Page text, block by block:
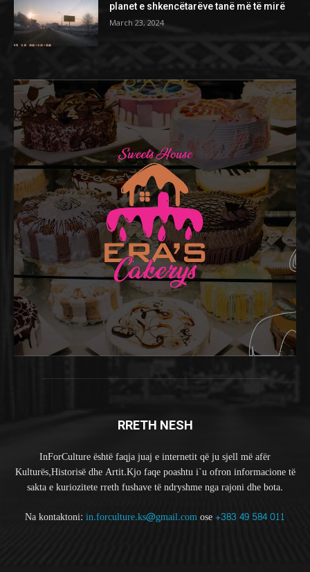
planet e shkencëtarëve tanë më të mirë
March 23, 2024
RRETH NESH
InForCulture është faqja juaj e internetit që ju sjell më afër
Kulturës,Historisë dhe Artit.Kjo faqe poashtu i`u ofron informacione të
sakta e kuriozitete rreth fushave të ndryshme nga rajoni dhe bota.
Na kontaktoni: in.forculture.ks@gmail.comose+383 49 584 011